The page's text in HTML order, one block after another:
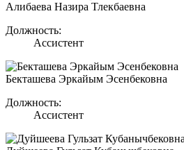
Алибаева Назира Тлекбаевна
Должность:
Ассистент
Бекташева Эркайым Эсенбековна
Должность:
Ассистент